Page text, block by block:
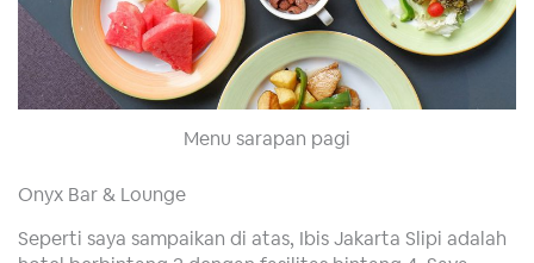
Menu sarapan pagi
Onyx Bar & Lounge
Seperti saya sampaikan di atas, Ibis Jakarta Slipi adalah